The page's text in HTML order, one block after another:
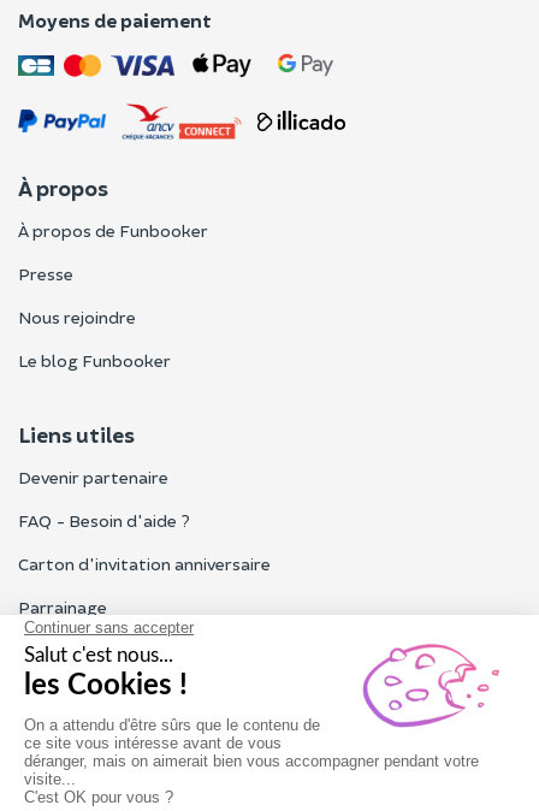
Moyens de paiement
À propos
À propos de Funbooker
Presse
Nous rejoindre
Le blog Funbooker
Liens utiles
Devenir partenaire
FAQ - Besoin d'aide ?
Carton d'invitation anniversaire
Parrainage
Tous les avis Funbooker
Particuliers, entreprises, professionnels
Notre service client est ouvert du lundi au vendredi de 9h à 18h